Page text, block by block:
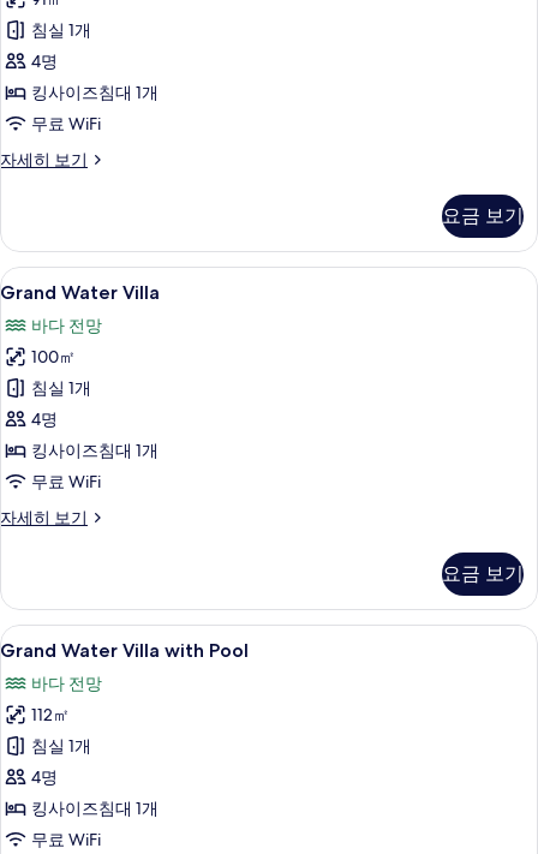
Pool
사
진
모
두
침실 1개
4명
킹사이즈침대 1개
무료 WiFi
자세히 보기
Grand
Pool
자
세
보
기
요금 보기
Grand
Water
Villa
사
진
모
두
보
기
6
Grand Water Villa
바다 전망
100㎡
침실 1개
4명
킹사이즈침대 1개
무료 WiFi
자세히 보기
Grand
세
히
보
요금 보기
Grand
Water
Villa
with
Pool
사
진
모
Grand Water Villa with Pool | 미니바,
13
Grand Water Villa with Pool
바다 전망
112㎡
침실 1개
4명
킹사이즈침대 1개
무료 WiFi